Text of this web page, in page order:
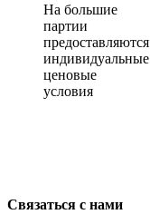
На большие
партии
предоставляются
индивидуальные
ценовые
условия
Связаться с нами